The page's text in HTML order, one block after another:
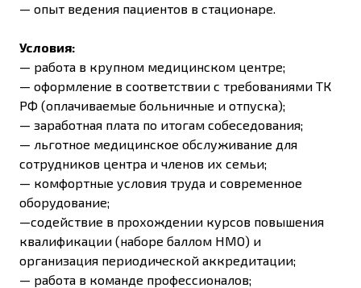
— опыт ведения пациентов в стационаре.
Условия:
— работа в крупном медицинском центре;
— оформление в соответствии с требованиями ТК
РФ (оплачиваемые больничные и отпуска);
— заработная плата по итогам собеседования;
— льготное медицинское обслуживание для
сотрудников центра и членов их семьи;
— комфортные условия труда и современное
оборудование;
—содействие в прохождении курсов повышения
квалификации (наборе баллом НМО) и
организация периодической аккредитации;
— работа в команде профессионалов;